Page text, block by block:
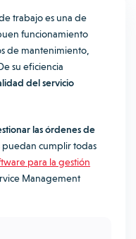
trabajo es una de
funcionamiento
de mantenimiento,
su eficiencia
del servicio
las órdenes de
puedan cumplir todas
para la gestión
Management